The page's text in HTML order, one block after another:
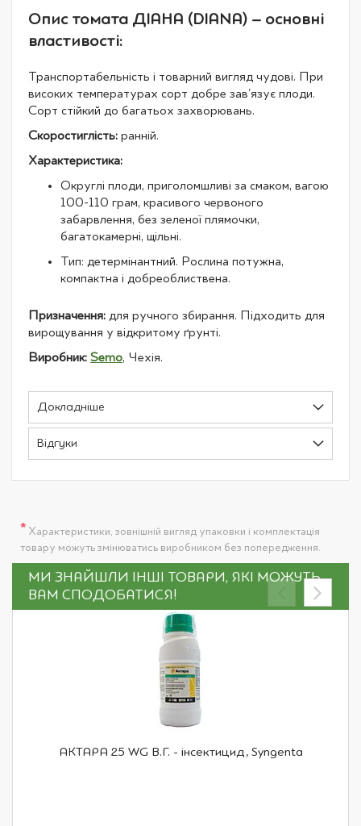
Опис томата ДІАНА (DIANA) – основні
властивості:
Транспортабельність і товарний вигляд чудові. При
високих температурах сорт добре зав'язує плоди.
Сорт стійкий до багатьох захворювань.
Скоростиглість: ранній.
Характеристика:
Округлі плоди, приголомшливі за смаком, вагою
100-110 грам, красивого червоного
забарвлення, без зеленої плямочки,
багатокамерні, щільні.
Тип: детермінантний. Рослина потужна,
компактна і добреоблиствена.
Призначення: для ручного збирання. Підходить для
вирощування у відкритому ґрунті.
Виробник: Semo, Чехія.
Докладніше
Відгуки
* Характеристики, зовнішній вигляд упаковки і комплектація
товару можуть змінюватись виробником без попередження.
МИ ЗНАЙШЛИ ІНШІ ТОВАРИ, ЯКІ МОЖУТЬ
ВАМ СПОДОБАТИСЯ!
АКТАРА 25 WG В.Г. - інсектицид, Syngenta